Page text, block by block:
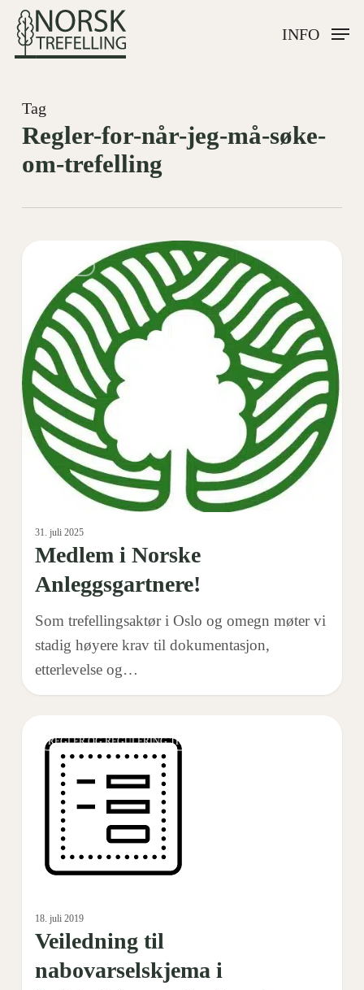
Skip
main
INFO
Tag
Regler-for-når-jeg-må-søke-
om-trefelling
Norske
Anleggsgartnere!
OM OSS
31. juli 2025
Medlem i Norske
Anleggsgartnere!
Som trefellingsaktør i Oslo og omegn møter vi
stadig høyere krav til dokumentasjon,
etterlevelse og…
0
nabovarselskjema
forbindelse
søknad
felling
tre
REGLER OG REGULERING TREFELLING
18. juli 2019
Veiledning til
nabovarselskjema i